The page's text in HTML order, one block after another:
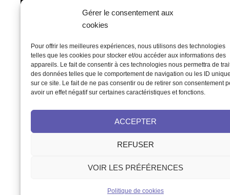
Gérer le consentement aux
cookies
Pour offrir les meilleures expériences, nous utilisons des technologies
telles que les cookies pour stocker et/ou accéder aux informations des
appareils. Le fait de consentir à ces technologies nous permettra de
des données telles que le comportement de navigation ou les ID
sur ce site. Le fait de ne pas consentir ou de retirer son consentement
avoir un effet négatif sur certaines caractéristiques et fonctions.
ACCEPTER
REFUSER
VOIR LES PRÉFÉRENCES
Politique de cookies
pédagogiques autour de l’hypnose, de l’auto-
hypnose, de la méditation, de la respiration et de
(+41) 076 639 37 64
Fritz-Marchand 2 · 2615 Sonvilier ·
Suisse
info@hypno-alchimiste.com